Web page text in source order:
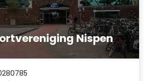
Nispen